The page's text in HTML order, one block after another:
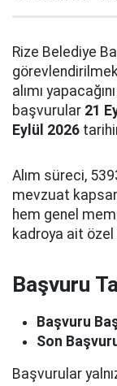
Rize Belediye
alımı
başvurular 21
Eylül 2026
Alım süreci,
mevzuat
hem genel
kadroya ait özel
Başvuru
Başvuru
Son
Başvurular